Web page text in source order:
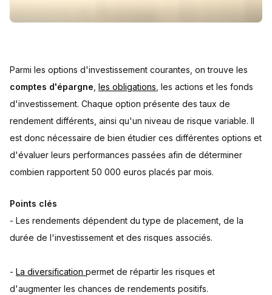
Comment diversifier ses placements pour maximiser les
rendements ?
What are the risks and how can they be managed effectively?
Frequently asked questions
How do you get a pension of 500 euros per month with
euros?
Parmi les options d'investissement courantes, on trouve les
comptes d'épargne les obligations , les actions et les fonds
d'investissement. Chaque option présente des taux de
rendement différents, ainsi qu'un niveau de risque variable. Il
est donc nécessaire de bien étudier ces différentes options et
d'évaluer leurs performances passées afin de déterminer
combien rapportent 50 000 euros placés par mois.
Points clés
- Les rendements dépendent du type de placement, de la
durée de l'investissement et des risques associés.
- La diversification permet de répartir les risques et
d'augmenter les chances de rendements positifs.